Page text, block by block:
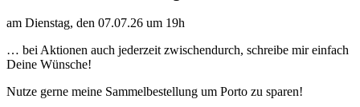
am Dienstag, den 07.07.26 um 19h
… bei Aktionen auch jederzeit zwischendurch, schreibe mir einfach
Deine Wünsche!
Nutze gerne meine Sammelbestellung um Porto zu sparen!